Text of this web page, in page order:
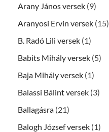
Arany János versek (9)
Aranyosi Ervin versek (15)
B. Radó Lili versek (1)
Babits Mihály versek (5)
Baja Mihály versek (1)
Balassi Bálint versek (3)
Ballagásra (21)
Balogh József versek (1)